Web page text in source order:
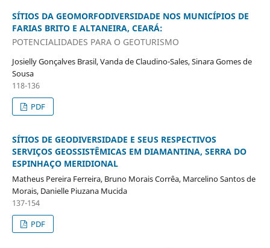
SÍTIOS DA GEOMORFODIVERSIDADE NOS MUNICÍPIOS DE
FARIAS BRITO E ALTANEIRA, CEARÁ:
POTENCIALIDADES PARA O GEOTURISMO
Josielly Gonçalves Brasil, Vanda de Claudino-Sales, Sinara Gomes de
Sousa
118-136
PDF
SÍTIOS DE GEODIVERSIDADE E SEUS RESPECTIVOS
SERVIÇOS GEOSSISTÊMICAS EM DIAMANTINA, SERRA DO
ESPINHAÇO MERIDIONAL
Matheus Pereira Ferreira, Bruno Morais Corrêa, Marcelino Santos de
Morais, Danielle Piuzana Mucida
137-154
PDF